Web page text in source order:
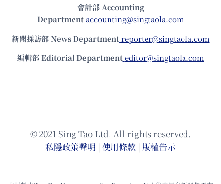
會計部 Accounting
Department accounting@singtaola.com
新聞採訪部 News Department reporter@singtaola.com
編輯部 Editorial Department editor@singtaola.com
© 2021 Sing Tao Ltd. All rights reserved.
私隱政策聲明 | 使⽤條款 | 版權告⽰